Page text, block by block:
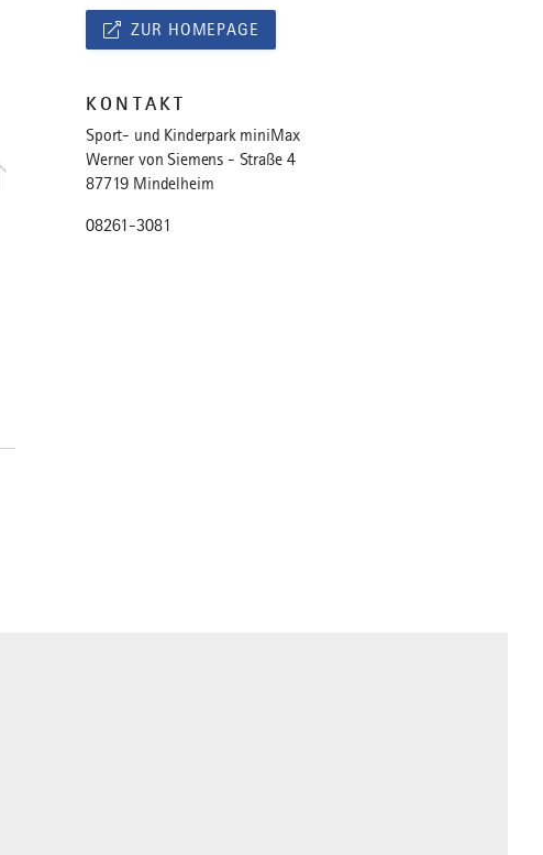
ZUR HOMEPAGE
KONTAKT
Sport- und Kinderpark miniMax
Werner von Siemens - Straße 4
87719 Mindelheim
08261-3081